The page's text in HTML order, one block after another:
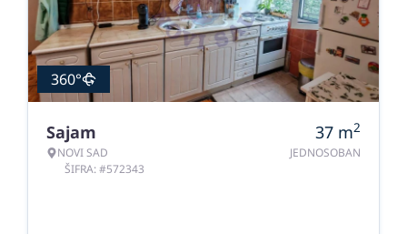
360°
Sajam
NOVI SAD
ŠIFRA: #572343
37 m2
JEDNOSOBAN